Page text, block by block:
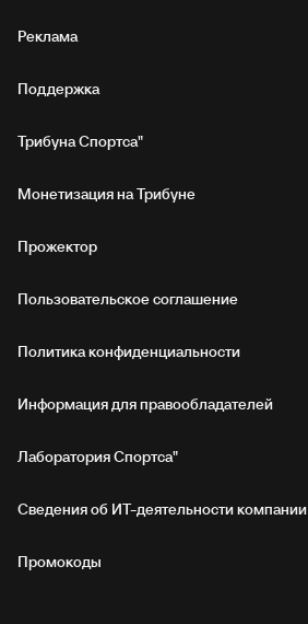
Реклама
Поддержка
Трибуна Спортса"
Монетизация на Трибуне
Прожектор
Пользовательское соглашение
Политика конфиденциальности
Информация для правообладателей
Лаборатория Спортса"
Сведения об ИТ‑деятельности компании
Промокоды